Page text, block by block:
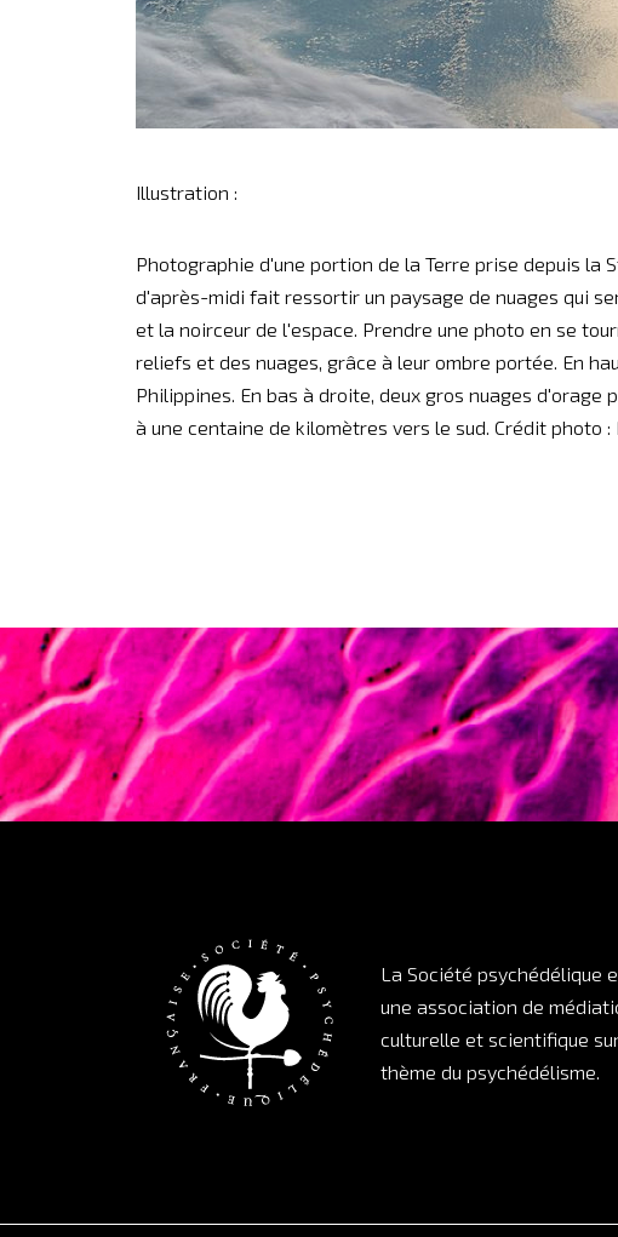
Illustration :
Photographie d'une portion de la Terre prise depuis la
d'après-midi fait ressortir un paysage de nuages qui
et la noirceur de l'espace. Prendre une photo en se
reliefs et des nuages, grâce à leur ombre portée. En
Philippines. En bas à droite, deux gros nuages
à une centaine de kilomètres vers le sud. Crédit photo :
La Société psychédélique
une association de
culturelle et scientifique
thème du psychédélisme.